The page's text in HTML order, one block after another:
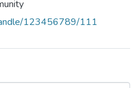
123456789/111